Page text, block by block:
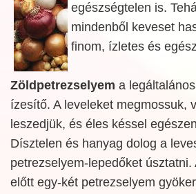
egészségtelen is.
mindenből keveset
finom, ízletes és
Zöldpetrezselyem a
ízesítő. A leveleket megmossuk,
leszedjük, és éles késsel
Dísztelen és hanyag dolog a
petrezselyem-lepedőket úsztatni.
előtt egy-két petrezselyem